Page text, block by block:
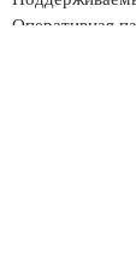
Оперативная